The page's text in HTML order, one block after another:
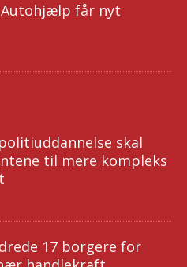
Autohjælp får nyt
skal
til mere kompleks
17 borgere for